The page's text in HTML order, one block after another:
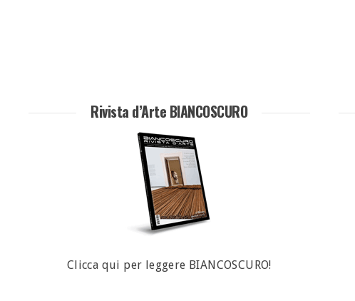
Rivista d’Arte BIANCOSCURO
Clicca qui per leggere BIANCOSCURO!